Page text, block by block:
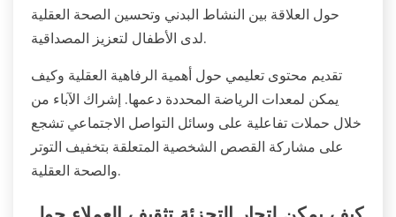
حول العلاقة بين النشاط البدني وتحسين الصحة العقلية
لدى الأطفال لتعزيز المصداقية.
تقديم محتوى تعليمي حول أهمية الرفاهية العقلية وكيف
يمكن لمعدات الرياضة المحددة دعمها. إشراك الآباء من
خلال حملات تفاعلية على وسائل التواصل الاجتماعي تشجع
على مشاركة القصص الشخصية المتعلقة بتخفيف التوتر
والصحة العقلية.